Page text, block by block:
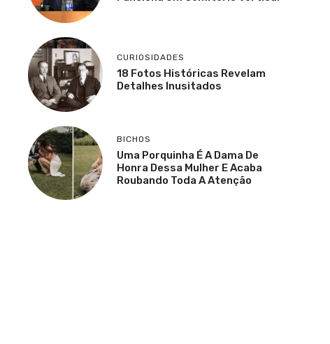
CURIOSIDADES
18 Fotos Históricas Revelam
Detalhes Inusitados
BICHOS
Uma Porquinha É A Dama De
Honra Dessa Mulher E Acaba
Roubando Toda A Atenção